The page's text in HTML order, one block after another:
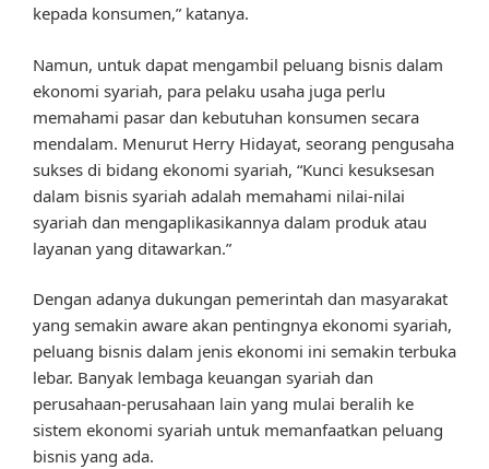
kepada konsumen,” katanya.
Namun, untuk dapat mengambil peluang bisnis dalam
ekonomi syariah, para pelaku usaha juga perlu
memahami pasar dan kebutuhan konsumen secara
mendalam. Menurut Herry Hidayat, seorang pengusaha
sukses di bidang ekonomi syariah, “Kunci kesuksesan
dalam bisnis syariah adalah memahami nilai-nilai
syariah dan mengaplikasikannya dalam produk atau
layanan yang ditawarkan.”
Dengan adanya dukungan pemerintah dan masyarakat
yang semakin aware akan pentingnya ekonomi syariah,
peluang bisnis dalam jenis ekonomi ini semakin terbuka
lebar. Banyak lembaga keuangan syariah dan
perusahaan-perusahaan lain yang mulai beralih ke
sistem ekonomi syariah untuk memanfaatkan peluang
bisnis yang ada.